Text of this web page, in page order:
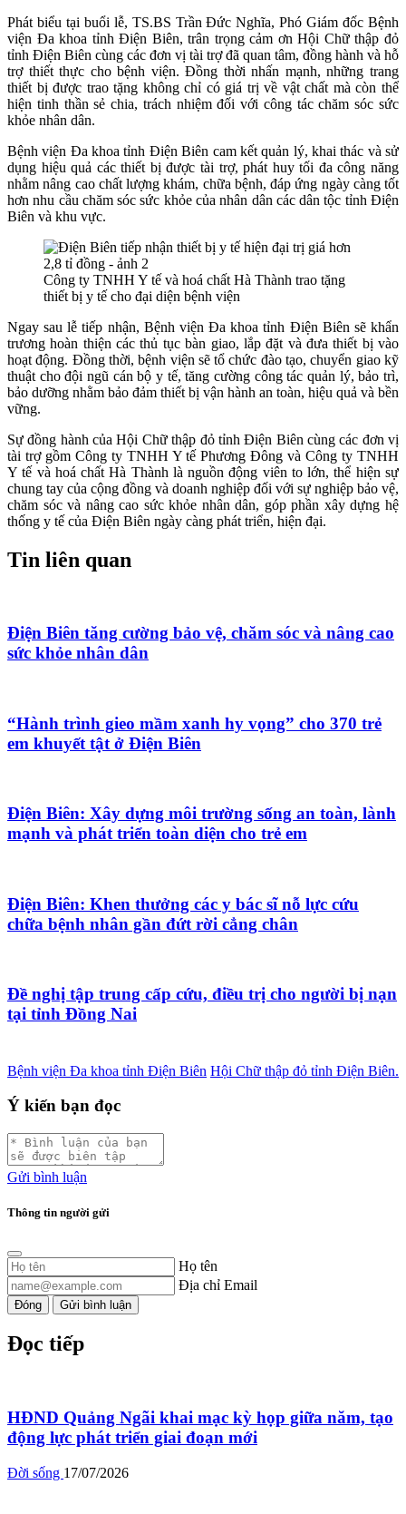
Phát biểu tại buổi lễ, TS.BS Trần Đức Nghĩa, Phó Giám đốc Bệnh
viện Đa khoa tỉnh Điện Biên, trân trọng cảm ơn Hội Chữ thập đỏ
tỉnh Điện Biên cùng các đơn vị tài trợ đã quan tâm, đồng hành và hỗ
trợ thiết thực cho bệnh viện. Đồng thời nhấn mạnh, những trang
thiết bị được trao tặng không chỉ có giá trị về vật chất mà còn thể
hiện tinh thần sẻ chia, trách nhiệm đối với công tác chăm sóc sức
khỏe nhân dân.
Bệnh viện Đa khoa tỉnh Điện Biên cam kết quản lý, khai thác và sử
dụng hiệu quả các thiết bị được tài trợ, phát huy tối đa công năng
nhằm nâng cao chất lượng khám, chữa bệnh, đáp ứng ngày càng tốt
hơn nhu cầu chăm sóc sức khỏe của nhân dân các dân tộc tỉnh Điện
Biên và khu vực.
Công ty TNHH Y tế và hoá chất Hà Thành trao tặng
thiết bị y tế cho đại diện bệnh viện
Ngay sau lễ tiếp nhận, Bệnh viện Đa khoa tỉnh Điện Biên sẽ khẩn
trương hoàn thiện các thủ tục bàn giao, lắp đặt và đưa thiết bị vào
hoạt động. Đồng thời, bệnh viện sẽ tổ chức đào tạo, chuyển giao kỹ
thuật cho đội ngũ cán bộ y tế, tăng cường công tác quản lý, bảo trì,
bảo dưỡng nhằm bảo đảm thiết bị vận hành an toàn, hiệu quả và bền
vững.
Sự đồng hành của Hội Chữ thập đỏ tỉnh Điện Biên cùng các đơn vị
tài trợ gồm Công ty TNHH Y tế Phương Đông vàCông ty TNHH
Y tế và hoá chất Hà Thành là nguồn động viên to lớn, thể hiện sự
chung tay của cộng đồng và doanh nghiệp đối với sự nghiệp bảo vệ,
chăm sóc và nâng cao sức khỏe nhân dân, góp phần xây dựng hệ
thống y tế của Điện Biên ngày càng phát triển, hiện đại.
Tin liên quan
Điện Biên tăng cường bảo vệ, chăm sóc và nâng cao
sức khỏe nhân dân
“Hành trình gieo mầm xanh hy vọng” cho 370 trẻ
em khuyết tật ở Điện Biên
Điện Biên: Xây dựng môi trường sống an toàn, lành
mạnh và phát triển toàn diện cho trẻ em
Điện Biên: Khen thưởng các y bác sĩ nỗ lực cứu
chữa bệnh nhân gần đứt rời cẳng chân
Đề nghị tập trung cấp cứu, điều trị cho người bị nạn
tại tỉnh Đồng Nai
Bệnh viện Đa khoa tỉnh Điện Biên Hội Chữ thập đỏ tỉnh Điện Biên.
Ý kiến bạn đọc
Gửi bình luận
Thông tin người gửi
Họ tên
Địa chỉ Email
Đóng Gửi bình luận
Đọc tiếp
HĐND Quảng Ngãi khai mạc kỳ họp giữa năm, tạo
động lực phát triển giai đoạn mới
Đời sống 17/07/2026